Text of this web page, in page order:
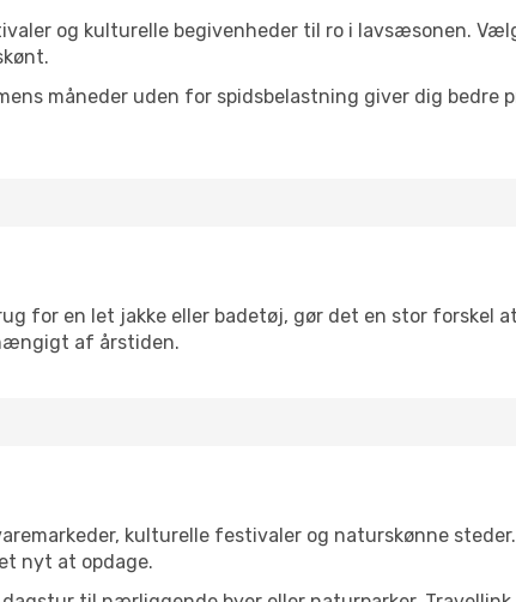
og kulturelle begivenheder til ro i lavsæsonen.
måneder uden for spidsbelastning giver dig bedre
for en let jakke eller badetøj, gør det en stor forskel
af årstiden.
kulturelle festivaler og naturskønne
nyt at opdage.